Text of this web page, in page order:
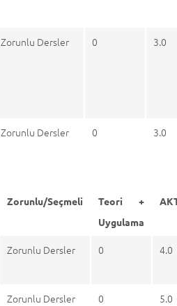
Zorunlu Dersler 0 3.0
Zorunlu Dersler 0 3.0
Zorunlu/Seçmeli
Teori +
Uygulama
Zorunlu Dersler 0 4.0
Zorunlu Dersler 0 5.0